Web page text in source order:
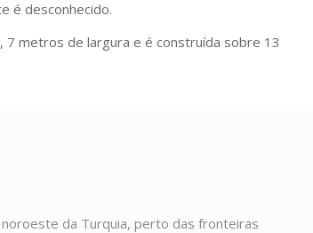
é desconhecido.
metros de largura e é construída sobre 13
da Turquia, perto das fronteiras